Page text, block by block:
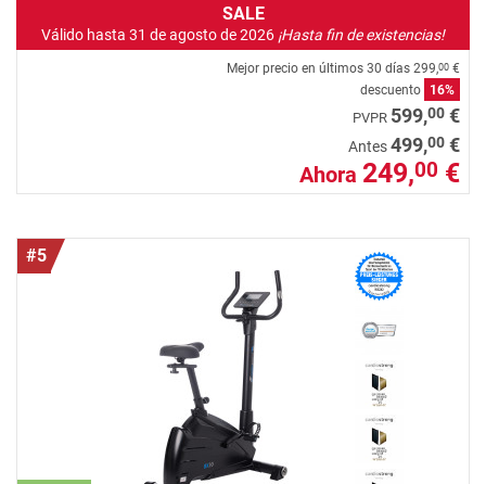
SALE
Válido hasta 31 de agosto de 2026 ¡Hasta fin de existencias!
Mejor precio en últimos 30 días 299,00 €
descuento
16%
PVPR 599,00 €
Antes499,00 €
Ahora 249,00 €
#5